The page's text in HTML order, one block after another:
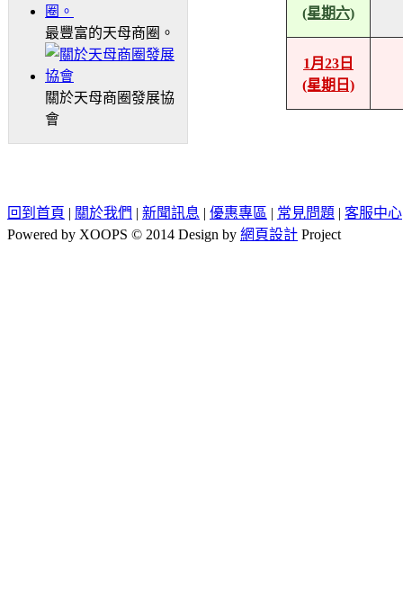
最豐富的天母商圈。
關於天母商圈發展協
會
(星期六)
1月23日
(星期日)
回到首頁 | 關於我們 | 新聞訊息 | 優惠專區 | 常見問題 | 客服中心
Powered by XOOPS © 2014 Design by 網頁設計 Project